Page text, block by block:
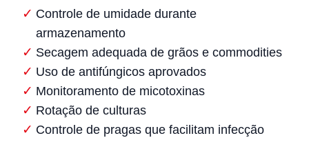
Controle de umidade durante
armazenamento
Secagem adequada de grãos e commodities
Uso de antifúngicos aprovados
Monitoramento de micotoxinas
Rotação de culturas
Controle de pragas que facilitam infecção